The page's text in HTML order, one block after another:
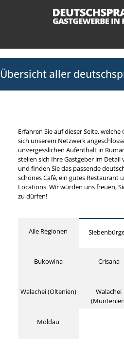
Übersicht aller
Erfahren Sie auf dieser Seite,
sich unserem Netzwerk
unvergesslichen Aufenthalt in
stellen sich Ihre Gastgeber im Detail
und finden Sie das passende
schönes Café, ein gutes Restaurant
Locations. Wir würden uns freuen,
zu dürfen!
Alle Regionen
Bukowina Crisana
Walachei (Oltenien)
Walachei
Moldau